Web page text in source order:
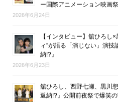
ー国際アニメーション映画祭
2026年6月24日
【インタビュー】舘ひろし
ィ”が語る「演じない」演
納!?』
2026年6月23日
舘ひろし、西野七瀬、黒川
返納!?』公開前夜祭で爆笑